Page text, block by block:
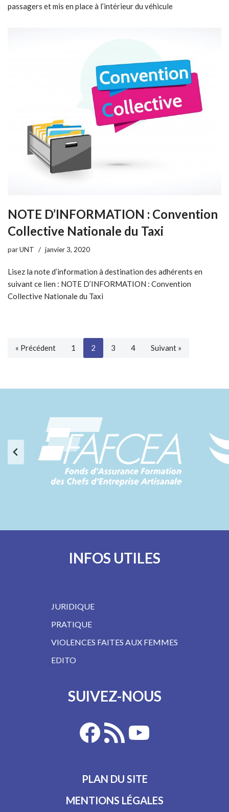
passagers et mis en place à l’intérieur du véhicule
NOTE D’INFORMATION : Convention
Collective Nationale du Taxi
parUNT janvier 3, 2020
Lisez la note d’information à destination des adhérents en
suivant ce lien : NOTE D’INFORMATION : Convention
Collective Nationale du Taxi
« Précédent 1 2 3 4 Suivant »
INFOS UTILES
JURIDIQUE
PRATIQUE
VIOLENCES FAITES AUX FEMMES
EDITO
SUIVEZ-NOUS
PLAN DU SITE
MENTIONS LÉGALES